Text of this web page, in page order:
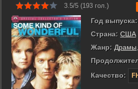
3.5/5 (193 гол.)
Год выпуска:
Страна: США
Жанр: Драмы,
Качество: